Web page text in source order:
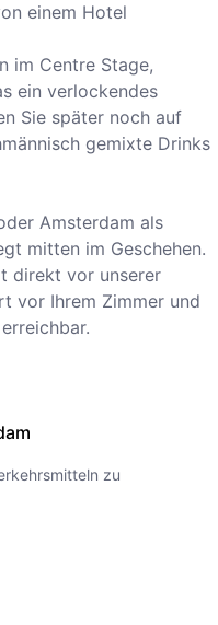
zu
einem Hotel
im Centre Stage,
ein verlockendes
Sie später noch auf
gemixte Drinks
Amsterdam als
mitten im Geschehen.
direkt vor unserer
vor Ihrem Zimmer und